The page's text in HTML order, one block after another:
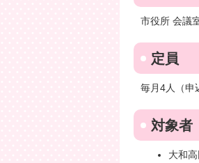
市役所 会議
定員
毎月4人（申
対象者
大和